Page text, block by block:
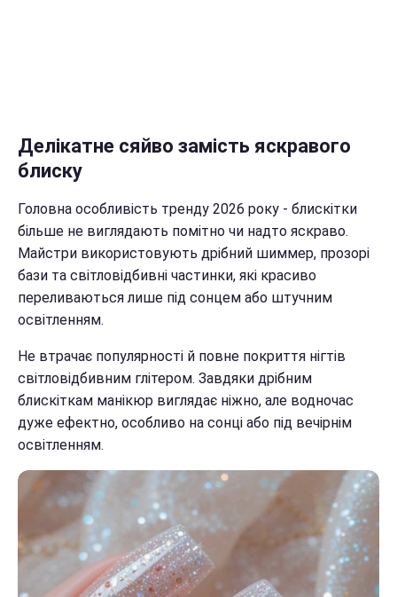
Делікатне сяйво замість яскравого
блиску
Головна особливість тренду 2026 року - блискітки
більше не виглядають помітно чи надто яскраво.
Майстри використовують дрібний шиммер, прозорі
бази та світловідбивні частинки, які красиво
переливаються лише під сонцем або штучним
освітленням.
Не втрачає популярності й повне покриття нігтів
світловідбивним глітером. Завдяки дрібним
блискіткам манікюр виглядає ніжно, але водночас
дуже ефектно, особливо на сонці або під вечірнім
освітленням.